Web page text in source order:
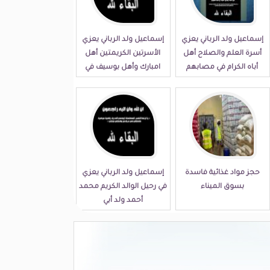
إسماعيل ولد الرباني يعزي
أسرة العلم والصلاح أهل
أباه الكرام في مصابهم
إسماعيل ولد الرباني يعزي
الأسرتين الكريمتين أهل
امبارك وأهل بوسيف في
حجز مواد غذائية فاسدة
بسوق الميناء
إسماعيل ولد الرباني يعزي
في رحيل الوالد الكريم محمد
أحمد ولد أبي